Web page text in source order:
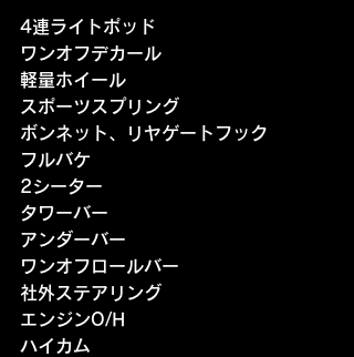
4連ライトポッド
ワンオフデカール
軽量ホイール
スポーツスプリング
ボンネット、リヤゲートフック
フルバケ
2シーター
タワーバー
アンダーバー
ワンオフロールバー
社外ステアリング
エンジンO/H
ハイカム